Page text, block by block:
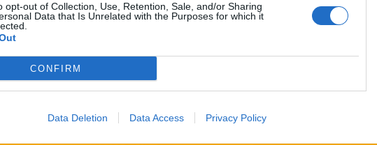
opt-out of Collection, Use, Retention, Sale, and/or Sharing
Data that Is Unrelated with the Purposes for which it
CONFIRM
Data Deletion Data Access Privacy Policy
is magukkal vihették!
»
Természetesen magadra tudsz kötni
utasbiztosítást...